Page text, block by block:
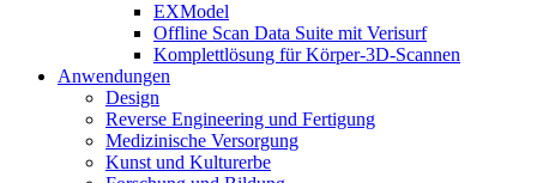
EXModel
Offline Scan Data Suite mit Verisurf
Komplettlösung für Körper-3D-Scannen
Anwendungen
Design
Reverse Engineering und Fertigung
Medizinische Versorgung
Kunst und Kulturerbe